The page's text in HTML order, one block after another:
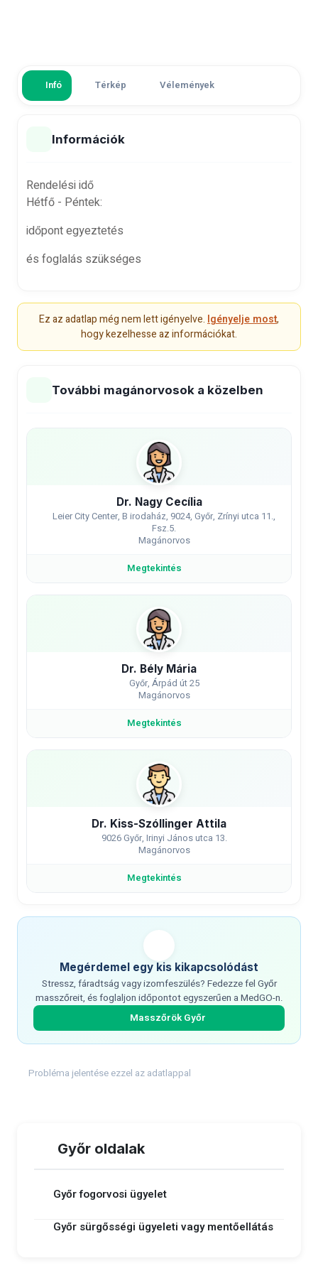
Infó Térkép Vélemények
Információk
Rendelési idő
Hétfő - Péntek:
időpont egyeztetés
és foglalás szükséges
Ez az adatlap még nem lett igényelve. Igényelje most,
hogy kezelhesse az információkat.
További magánorvosok a közelben
Dr. Nagy Cecília
Leier City Center, B irodaház, 9024, Győr, Zrínyi utca 11.,
Fsz.5.
Magánorvos
Megtekintés
Dr. Bély Mária
Győr, Árpád út 25
Magánorvos
Megtekintés
Dr. Kiss-Szóllinger Attila
9026 Győr, Irinyi János utca 13.
Magánorvos
Megtekintés
Megérdemel egy kis kikapcsolódást
Stressz, fáradtság vagy izomfeszülés? Fedezze fel Győr
masszőreit, és foglaljon időpontot egyszerűen a MedGO-n.
Masszőrök Győr
Probléma jelentése ezzel az adatlappal
Győr oldalak
Győr fogorvosi ügyelet
Győr sürgősségi ügyeleti vagy mentőellátás